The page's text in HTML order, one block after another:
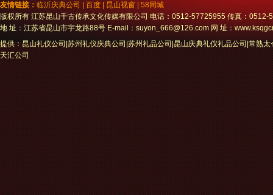
友情链接： 临沂庆典公司 百度 昆山视窗
58同城
版权所有 江苏昆山千古传承文化传媒有限公司 电话：0512-57725955 传真：
地 址：江苏省昆山市宇龙路88号 E-mail：suyon_666@126.com 网 址：
提供：昆山礼仪公司|苏州礼仪庆典公司|苏州礼品公司|昆山庆典礼仪礼品公司|常熟
天汇公司